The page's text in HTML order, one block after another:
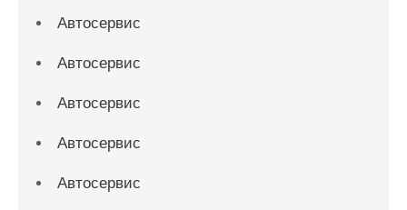
Автосервис
Автосервис
Автосервис
Автосервис
Автосервис